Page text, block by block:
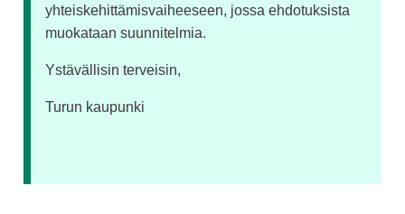
yhteiskehittämisvaiheeseen, jossa ehdotuksista
muokataan suunnitelmia.
Ystävällisin terveisin,
Turun kaupunki